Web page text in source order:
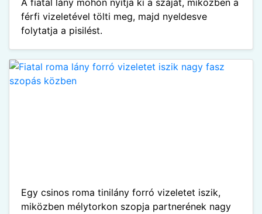
A fiatal lány mohón nyitja ki a száját, miközben a
férfi vizeletével tölti meg, majd nyeldesve
folytatja a pisilést.
Egy csinos roma tinilány forró vizeletet iszik,
miközben mélytorkon szopja partnerének nagy